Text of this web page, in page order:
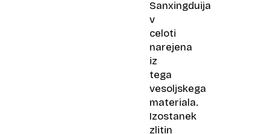
Sanxingduija
v
celoti
narejena
iz
tega
vesoljskega
materiala.
Izostanek
zlitin